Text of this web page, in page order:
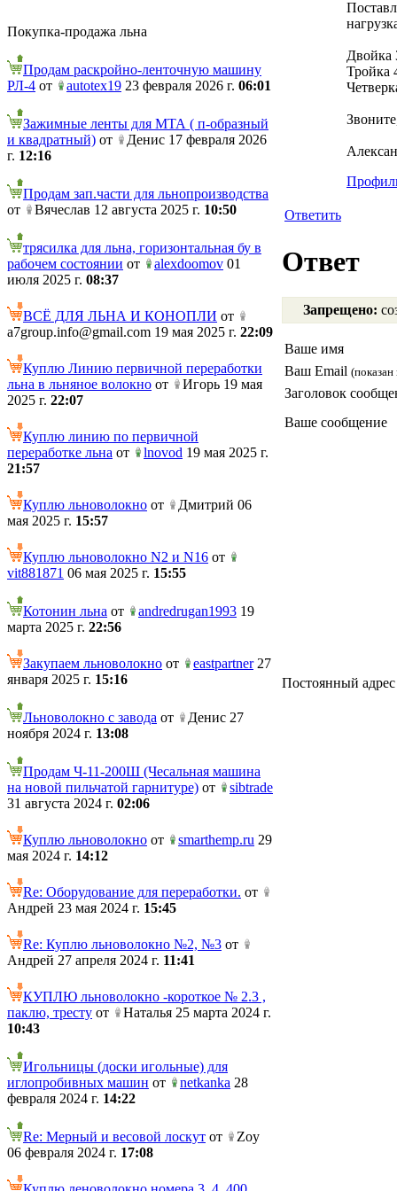
Покупка-продажа льна
Продам раскройно-ленточную машину
РЛ-4 от autotex19 23 февраля 2026 г. 06:01
Зажимные ленты для МТА ( п-образный
и квадратный) от
Денис 17 февраля 2026
г. 12:16
Продам зап.части для льнопроизводства
от
Вячеслав 12 августа 2025 г. 10:50
трясилка для льна, горизонтальная бу в
рабочем состоянии от alexdoomov 01
июля 2025 г. 08:37
ВСЁ ДЛЯ ЛЬНА И КОНОПЛИ от
a7group.info@gmail.com 19 мая 2025 г. 22:09
Куплю Линию первичной переработки
льна в льняное волокно от
Игорь 19 мая
2025 г. 22:07
Куплю линию по первичной
переработке льна от lnovod 19 мая 2025 г.
21:57
Куплю льноволокно от
Дмитрий 06
мая 2025 г. 15:57
Куплю льноволокно N2 и N16 от
vit881871 06 мая 2025 г. 15:55
Котонин льна от andredrugan1993 19
марта 2025 г. 22:56
Закупаем льноволокно от eastpartner27
января 2025 г. 15:16
Льноволокно с завода от
Денис 27
ноября 2024 г. 13:08
Продам Ч-11-200Ш (Чесальная машина
на новой пильчатой гарнитуре) от
sibtrade
31 августа 2024 г. 02:06
Куплю льноволокно от smarthemp.ru 29
мая 2024 г. 14:12
Re: Оборудование для переработки. от
Андрей 23 мая 2024 г. 15:45
Re: Куплю льноволокно №2, №3 от
Андрей 27 апреля 2024 г. 11:41
КУПЛЮ льноволокно -короткое № 2.3 ,
паклю, тресту от
Наталья 25 марта 2024 г.
10:43
Игольницы (доски игольные) для
иглопробивных машин от netkanka 28
февраля 2024 г. 14:22
Re: Мерный и весовой лоскут от
Zoy
06 февраля 2024 г. 17:08
Двойка
Тройка
Ответить
Ответ
Запрещено:
Ваше имя
Ваш Email (показан
Заголовок
Ваше сообщение
Постоянный